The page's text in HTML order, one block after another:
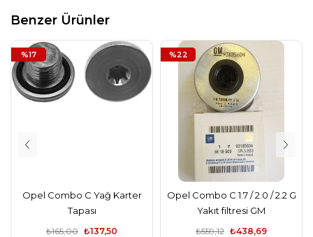
Benzer Ürünler
Opel Combo C Yağ Karter
Tapası
₺137,50
₺165,00
%17
Opel Combo C 1.7 / 2.0 / 2.2 G
Yakıt filtresi GM
₺438,69
₺559,12
%22